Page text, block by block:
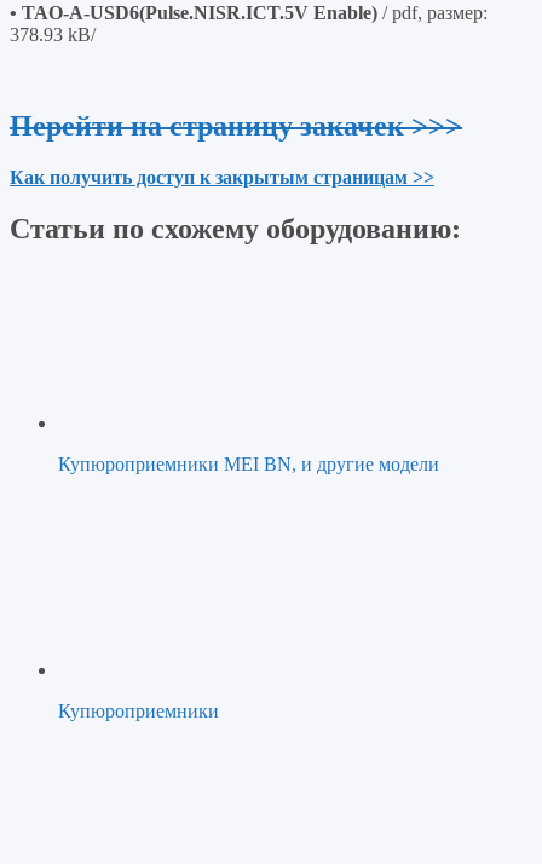
• TAO-A-USD6(Pulse.NISR.ICT.5V Enable) / pdf, размер:
378.93 kB/
Перейти на страницу закачек >>>
Как получить доступ к закрытым страницам >>
Статьи по схожему оборудованию:
Купюроприемники MEI BN, и другие модели
Купюроприемники